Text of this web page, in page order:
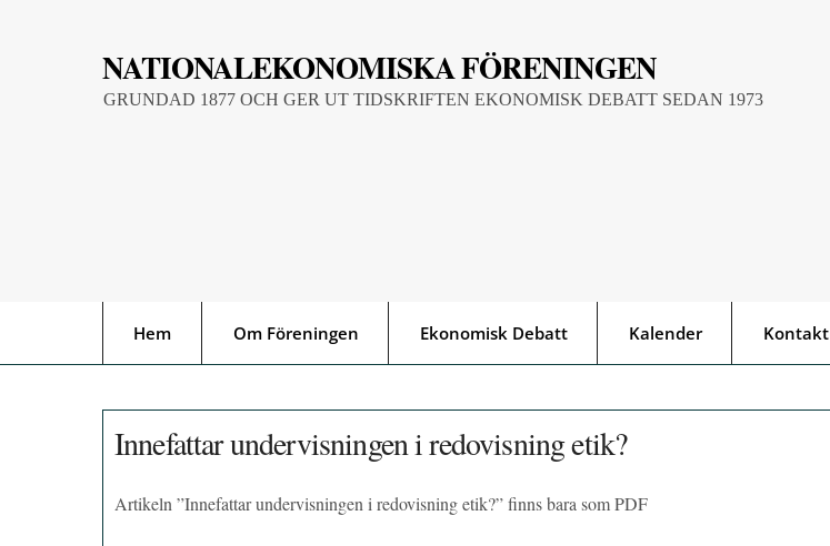
NATIONALEKONOMISKA FÖRENINGEN
GRUNDAD 1877 OCH GER UT TIDSKRIFTEN EKONOMISK DEBATT SEDAN 1973
Hem Om Föreningen Ekonomisk Debatt Kalender Kontakt
Innefattar undervisningen i redovisning etik?
Artikeln ”Innefattar undervisningen i redovisning etik?” finns bara som PDF